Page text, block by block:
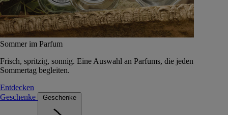
Sommer im Parfum
Frisch, spritzig, sonnig. Eine Auswahl an Parfums, die jeden
Sommertag begleiten.
Entdecken
Geschenke
Geschenke